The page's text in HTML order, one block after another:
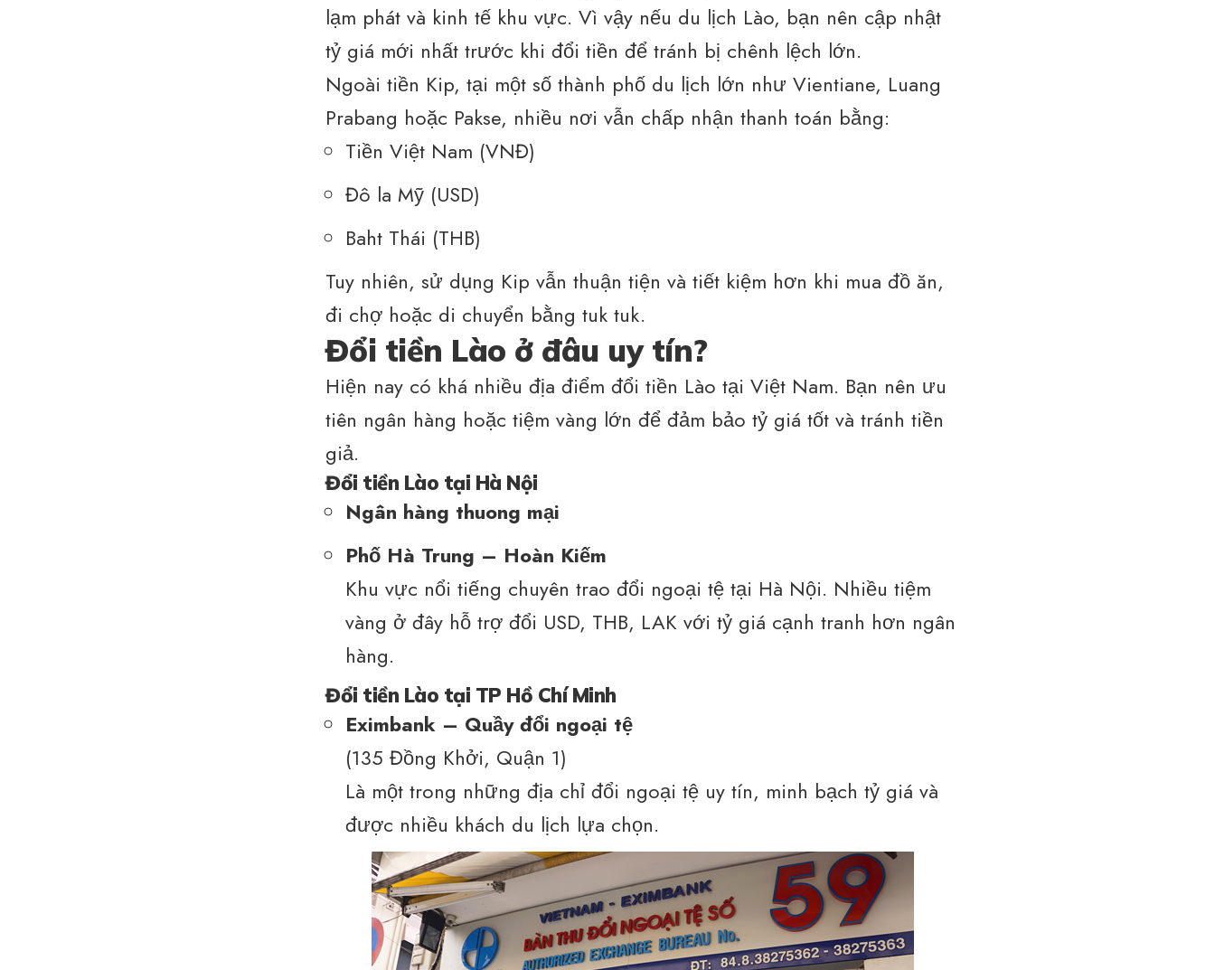
lạm phát và kinh tế khu vực. Vì vậy nếu du lịch Lào, bạn nên cập nhật
tỷ giá mới nhất trước khi đổi tiền để tránh bị chênh lệch lớn.
Ngoài tiền Kip, tại một số thành phố du lịch lớn như Vientiane, Luang
Prabang hoặc Pakse, nhiều nơi vẫn chấp nhận thanh toán bằng:
Tiền Việt Nam (VNĐ)
Đô la Mỹ (USD)
Baht Thái (THB)
Tuy nhiên, sử dụng Kip vẫn thuận tiện và tiết kiệm hơn khi mua đồ ăn,
đi chợ hoặc di chuyển bằng tuk tuk.
Đổi tiền Lào ở đâu uy tín?
Hiện nay có khá nhiều địa điểm đổi tiền Lào tại Việt Nam. Bạn nên ưu
tiên ngân hàng hoặc tiệm vàng lớn để đảm bảo tỷ giá tốt và tránh tiền
giả.
Đổi tiền Lào tại Hà Nội
Ngân hàng thuong mại
Phố Hà Trung – Hoàn Kiếm
Khu vực nổi tiếng chuyên trao đổi ngoại tệ tại Hà Nội. Nhiều tiệm
vàng ở đây hỗ trợ đổi USD, THB, LAK với tỷ giá cạnh tranh hơn ngân
hàng.
Đổi tiền Lào tại TP Hồ Chí Minh
Eximbank – Quầy đổi ngoại tệ
(135 Đồng Khởi, Quận 1)
Là một trong những địa chỉ đổi ngoại tệ uy tín, minh bạch tỷ giá và
được nhiều khách du lịch lựa chọn.